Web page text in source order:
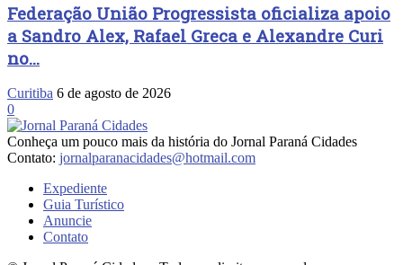
Federação União Progressista oficializa apoio
a Sandro Alex, Rafael Greca e Alexandre Curi
no...
Curitiba 6 de agosto de 2026
0
Conheça um pouco mais da história do Jornal Paraná Cidades
Contato: jornalparanacidades@hotmail.com
Expediente
Guia Turístico
Anuncie
Contato